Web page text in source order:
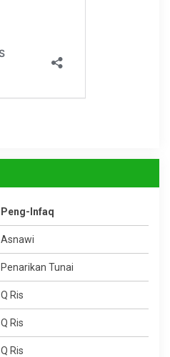
Peng-Infaq
Asnawi
Penarikan Tunai
Q Ris
Q Ris
Q Ris